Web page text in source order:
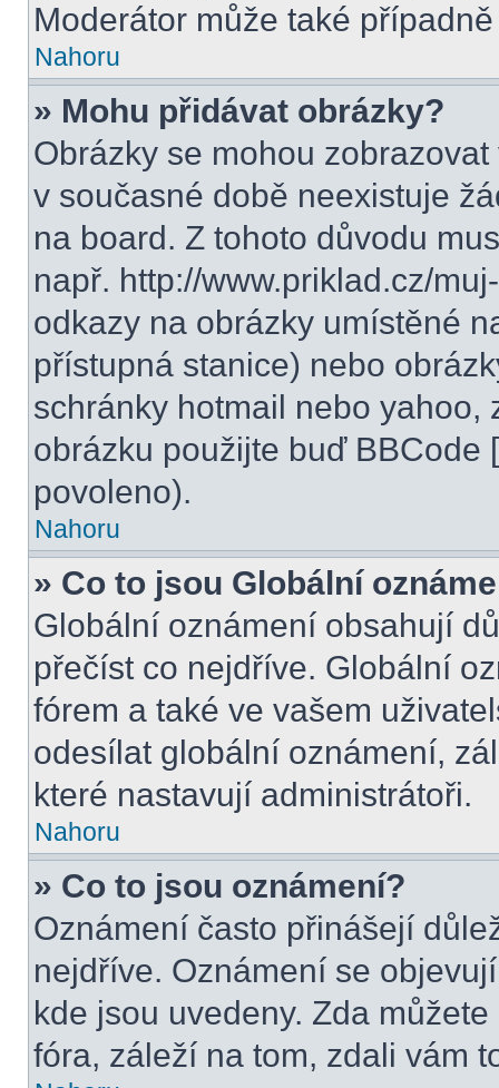
Moderátor může také
Nahoru
» Mohu přidávat obrázky?
Obrázky se mohou
v současné době neexistuje
na board. Z tohoto důvodu
např. http://www.priklad.cz/
odkazy na obrázky umístěné
přístupná stanice) nebo
schránky hotmail nebo yahoo,
obrázku použijte buď BBCode
povoleno).
Nahoru
» Co to jsou Globální
Globální oznámení obsahují
přečíst co nejdříve. Globální
fórem a také ve vašem
odesílat globální oznámení,
které nastavují administrátoři.
Nahoru
» Co to jsou oznámení?
Oznámení často přinášejí
nejdříve. Oznámení se
kde jsou uvedeny. Zda
fóra, záleží na tom, zdali vám